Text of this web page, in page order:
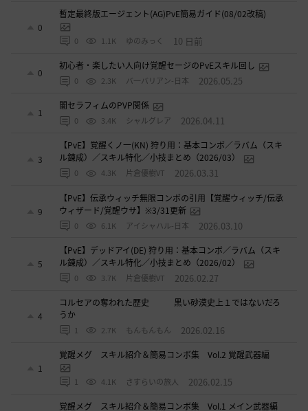
0
暫定最終版エージェント(AG)PvE簡易ガイド(08/02改稿)
0 1.1K ゆのみっく 10 日前
0
初心者・楽したい人向け覚醒セージのPvEスキル回し
0 2.3K バ一バリアン-日本 2026.05.25
1
闇セラフィムのPVP関係
0 3.4K シャルグレア 2026.04.11
3
【PvE】覚醒くノ一(KN) 狩り用：基本コンボ／ラバム（スキ
ル錬成）／スキル特化／小技まとめ（2026/03）
0 4.3K 片倉優樹VT 2026.03.31
9
【PvE】伝承ウィッチ無限コンボの引用【覚醒ウィッチ/伝承
ウィザード/覚醒ウサ】※3/31更新
0 6.1K アイシャハル-日本 2026.03.10
5
【PvE】デッドアイ(DE) 狩り用：基本コンボ／ラバム（スキ
ル錬成）／スキル特化／小技まとめ（2026/02）
0 3.7K 片倉優樹VT 2026.02.27
4
コルセアの奪われた歴史 黒い砂漠史上１ではないだろ
うか
1 2.7K もんもんもん 2026.02.16
1
覚醒メグ スキル紹介＆簡易コンボ集 Vol.2 覚醒武器編
1 4.1K さすらいの旅人 2026.02.15
覚醒メグ スキル紹介＆簡易コンボ集 Vol.1 メイン武器編